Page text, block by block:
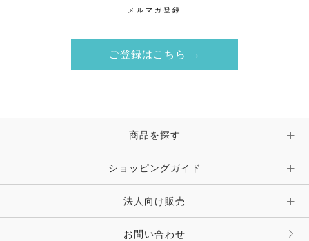
メルマガ登録
ご登録はこちら →
商品を探す
ショッピングガイド
法人向け販売
お問い合わせ